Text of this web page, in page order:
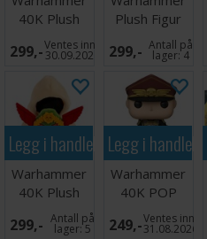
40K Plush
Figur Ripper
299,-Ventes inn
30.09.2026
Plush Figur
Skaven
Deathmaster
299,- Antall på
lager:4
Legg i handlekurven
Warhammer
40K Plush
Figur Watcher
Dark
299,- Antall på
lager:5
Legg i
Warhammer
40K POP
Figur
Commisar
249,-Ventes inn
31.08.2026